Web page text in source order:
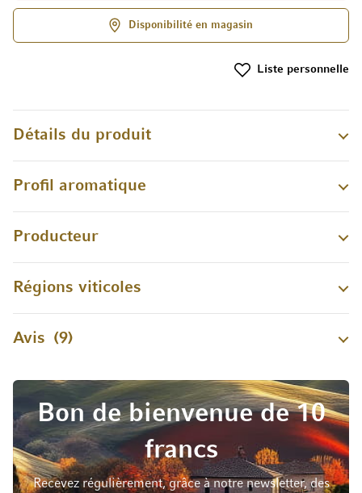
Disponibilité en magasin
Liste personnelle
Détails du produit
Profil aromatique
Producteur
Régions viticoles
Avis 9
Bon de bienvenue de 10
francs
Recevez régulièrement, grâce à notre newsletter, des